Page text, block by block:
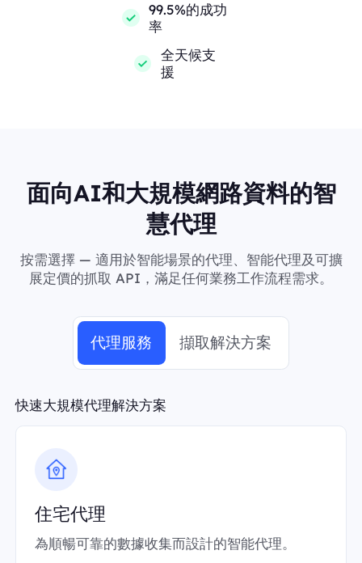
99.5%的成功
率
全天候支
援
面向AI和大規模網路資料的智
慧代理
按需選擇 — 適用於智能場景的代理、智能代理及可擴
展定價的抓取 API，滿足任何業務工作流程需求。
代理服務 擷取解決方案
快速大規模代理解決方案
住宅代理
為順暢可靠的數據收集而設計的智能代理。